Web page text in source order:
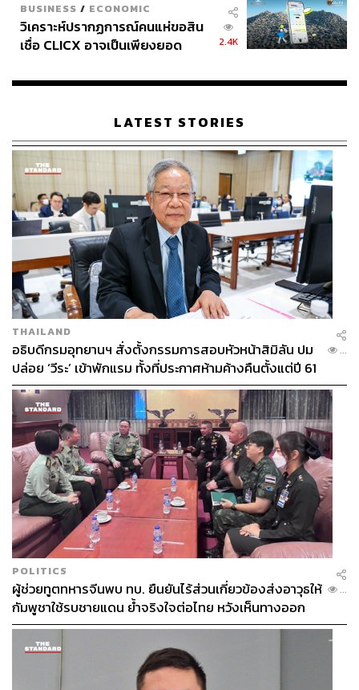
BUSINESS / ECONOMIC
วิเคราะห์ปรากฏการณ์คนแห่ขอสิน
เชื่อ CLICX อาจเป็นเพียงยอด
เรือนไทยที่ถูกซุกไว้
2.4K
LATEST STORIES
THAILAND
อธิบดีกรมอุทยานฯ สั่งตั้งกรรมการสอบหัวหน้าสิมิลัน ปม
ปล่อย ‘วีระ’ เข้าพักแรม ทั้งที่ประกาศห้ามค้างคืนตั้งแต่ปี 61
...
POLITICS
ผู้ช่วยทูตทหารจีนพบ ทบ. ยืนยันไร้ส่วนเกี่ยวข้องส่งอาวุธให้
กัมพูชาใช้รบชายแดน ย้ำจริงใจต่อไทย หวังเห็นทางออก
สันติวิธี
...